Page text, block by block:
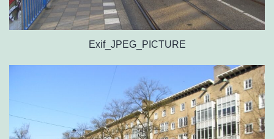
Exif_JPEG_PICTURE